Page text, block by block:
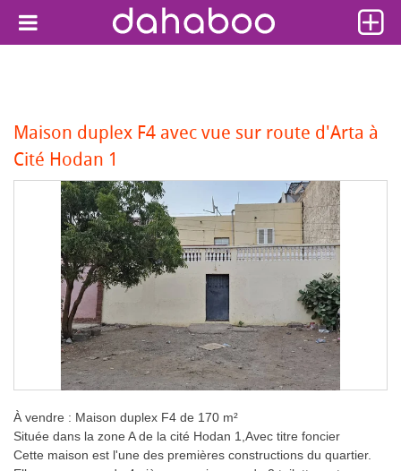
Maison duplex F4 avec vue sur route d'Arta à
Cité Hodan 1
À vendre : Maison duplex F4 de 170 m²
Située dans la zone A de la cité Hodan 1,Avec titre foncier
Cette maison est l'une des premières constructions du quartier.